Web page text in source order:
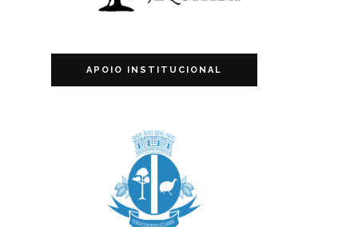
APOIO INSTITUCIONAL